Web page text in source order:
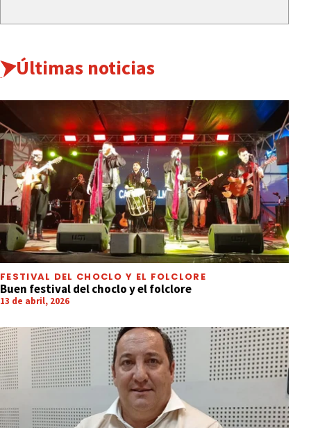
Últimas noticias
FESTIVAL DEL CHOCLO Y EL FOLCLORE
Buen festival del choclo y el folclore
13 de abril, 2026